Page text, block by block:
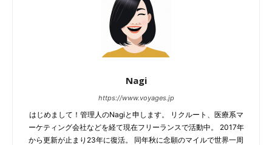
Nagi
https://www.voyages.jp
はじめまして！管理人のNagiと申します。 リクルート、医療系マ
ーケティング会社などを経て現在フリーランスで活動中。 2017年
から更新が止まり23年に復活。 同年秋に念願のマイルで世界一周